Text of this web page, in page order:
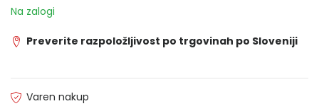
Na zalogi
Preverite razpoložljivost po trgovinah po Sloveniji
Varen nakup